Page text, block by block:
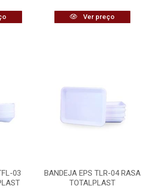
Ver preço
03
BANDEJA EPS TLR-04 RASA
TOTALPLAST